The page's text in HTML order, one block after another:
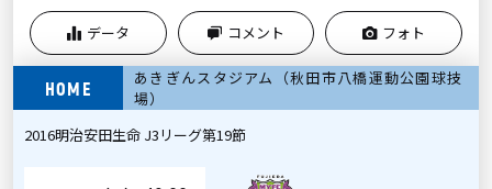
データ コメント フォト
HOME
あきぎんスタジアム（秋田市八橋運動公園球技
場）
2016明治安田生命 J3リーグ第19節